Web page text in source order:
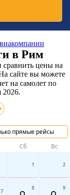
в Рим
цены на
сайте вы можете
на самолет по
2026.
прямые рейсы
Сб Вс
1 2
7 8 9